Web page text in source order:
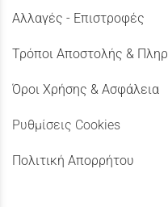
Αλλαγές - Επιστροφές
Τρόποι Αποστολής &
Όροι Χρήσης & Ασφάλεια
Ρυθμίσεις Cookies
Πολιτική Απορρήτου